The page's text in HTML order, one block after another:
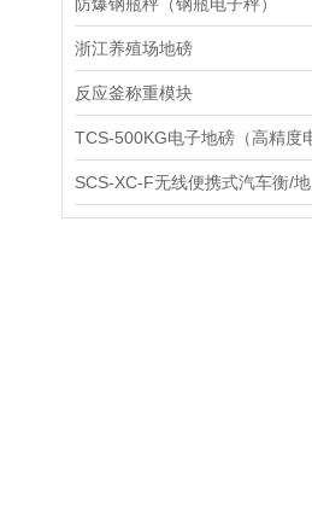
浙江养殖场地磅
反应釜称重模块